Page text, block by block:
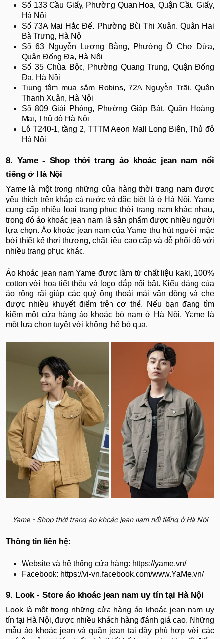
Số 133 Cầu Giấy, Phường Quan Hoa, Quận Cầu Giấy,
Hà Nội
Số 73A Mai Hắc Đế, Phường Bùi Thị Xuân, Quận Hai
Bà Trưng, Hà Nội
Số 63 Nguyễn Lương Bằng, Phường Ô Chợ Dừa,
Quận Đống Đa, Hà Nội
Số 35 Chùa Bộc, Phường Quang Trung, Quận Đống
Đa, Hà Nội
Trung tâm mua sắm Robins, 72A Nguyễn Trãi, Quận
Thanh Xuân, Hà Nội
Số 809 Giải Phóng, Phường Giáp Bát, Quận Hoàng
Mai, Thủ đô Hà Nội
Lô T240-1, tầng 2, TTTM Aeon Mall Long Biên, Thủ đô
Hà Nội
8. Yame - Shop thời trang áo khoác jean nam nổi
tiếng ở Hà Nội
Yame là một trong những cửa hàng thời trang nam được
yêu thích trên khắp cả nước và đặc biệt là ở Hà Nội. Yame
cung cấp nhiều loại trang phục thời trang nam khác nhau,
trong đó áo khoác jean nam là sản phẩm được nhiều người
lựa chọn. Áo khoác jean nam của Yame thu hút người mặc
bởi thiết kế thời thượng, chất liệu cao cấp và dễ phối đồ với
nhiều trang phục khác.
Áo khoác jean nam Yame được làm từ chất liệu kaki, 100%
cotton với họa tiết thêu và logo đắp nổi bật. Kiểu dáng của
áo rộng rãi giúp các quý ông thoải mái vận động và che
được nhiều khuyết điểm trên cơ thể. Nếu bạn đang tìm
kiếm một cửa hàng áo khoác bò nam ở Hà Nội, Yame là
một lựa chọn tuyệt vời không thể bỏ qua.
Yame - Shop thời trang áo khoác jean nam nổi tiếng ở Hà Nội
Thông tin liên hệ:
Website và hệ thống cửa hàng: https://yame.vn/
Facebook: https://vi-vn.facebook.com/www.YaMe.vn/
9. Look - Store áo khoác jean nam uy tín tại Hà Nội
Look là một trong những cửa hàng áo khoác jean nam uy
tín tại Hà Nội, được nhiều khách hàng đánh giá cao. Những
mẫu áo khoác jean và quần jean tại đây phù hợp với các